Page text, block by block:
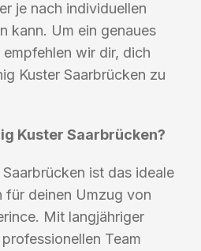
je nach individuellen
kann. Um ein genaues
wir dir, dich
Kuster Saarbrücken zu
Kuster Saarbrücken?
ist das ideale
für deinen Umzug von
Mit langjähriger
Team